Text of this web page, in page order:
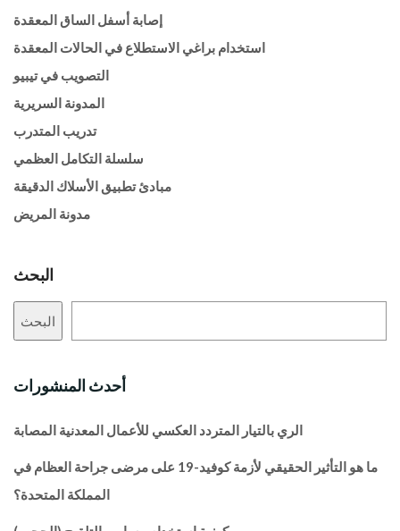
إصابة أسفل الساق المعقدة
استخدام براغي الاستطلاع في الحالات المعقدة
التصويب في تيبيو
المدونة السريرية
تدريب المتدرب
سلسلة التكامل العظمي
مبادئ تطبيق الأسلاك الدقيقة
مدونة المريض
البحث
البحث
أحدث المنشورات
الري بالتيار المتردد العكسي للأعمال المعدنية المصابة
ما هو التأثير الحقيقي لأزمة كوفيد-19 على مرضى جراحة العظام في
المملكة المتحدة؟